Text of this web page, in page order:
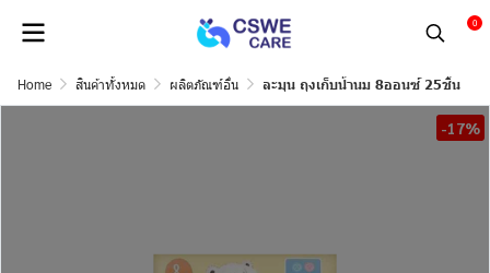
0
Home สินค้าทั้งหมด ผลิตภัณฑ์อื่น ละมุน ถุงเก็บน้ำนม 8ออนซ์ 25ชิ้น
-17%